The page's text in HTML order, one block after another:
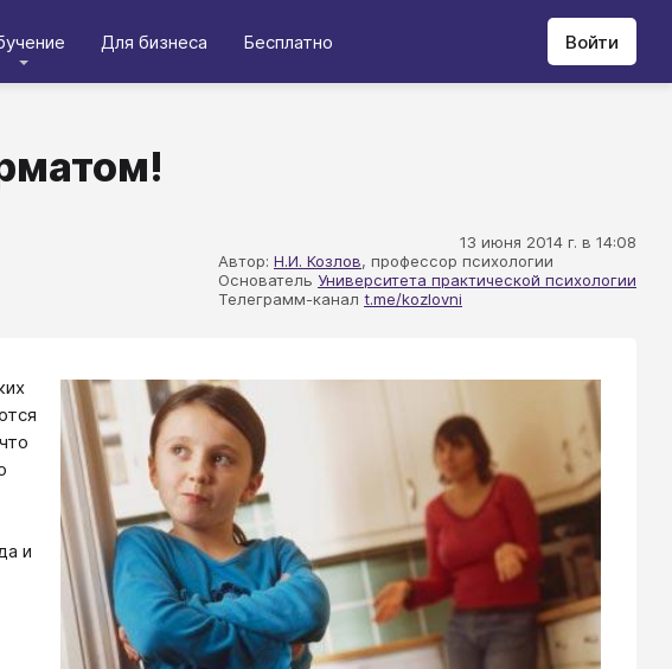
Для бизнеса Бесплатно Войти
13 июня 2014 г. в 14:08
Автор: Н.И. Козлов, профессор психологии
Основатель Университета практической психологии
Телеграмм-канал t.me/kozlovni
и